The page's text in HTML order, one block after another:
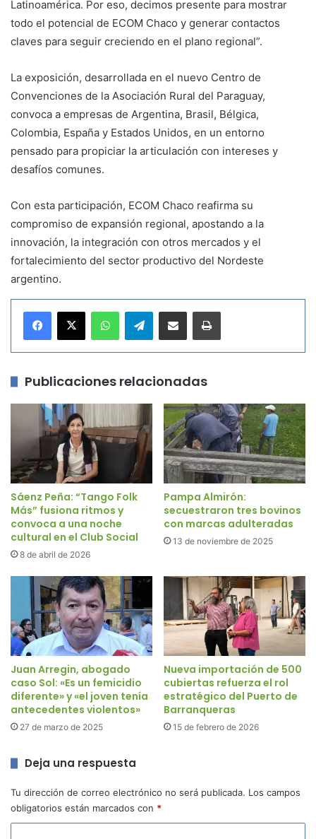
Latinoamérica. Por eso, decimos presente para mostrar
todo el potencial de ECOM Chaco y generar contactos
claves para seguir creciendo en el plano regional”.
La exposición, desarrollada en el nuevo Centro de
Convenciones de la Asociación Rural del Paraguay,
convoca a empresas de Argentina, Brasil, Bélgica,
Colombia, España y Estados Unidos, en un entorno
pensado para propiciar la articulación con intereses y
desafíos comunes.
Con esta participación, ECOM Chaco reafirma su
compromiso de expansión regional, apostando a la
innovación, la integración con otros mercados y el
fortalecimiento del sector productivo del Nordeste
argentino.
Telegram
Publicaciones relacionadas
Sáenz Peña: “Tango Folk
Más” fusiona ritmos y
convoca a una noche
cultural en el Club Social
8 de abril de 2026
Pampa Almirón:
secuestraron tres bovinos
con marcas adulteradas
13 de noviembre de 2025
Juan Arregin, abogado
caso Sol: «Es un femicidio
diferente» y «el joven tenía
antecedentes violentos»
27 de marzo de 2025
Nueva importación de 500
cubiertas refuerza el rol
estratégico del Puerto de
Barranqueras
15 de febrero de 2026
Deja una respuesta
Tu dirección de correo electrónico no será publicada. Los campos
obligatorios están marcados con *